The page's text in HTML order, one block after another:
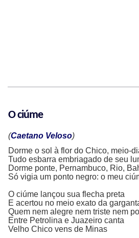
O ciúme
(Caetano Veloso)
Dorme o sol à flor do Chico, meio-
Tudo esbarra embriagado de seu
Dorme ponte, Pernambuco, Rio,
Só vigia um ponto negro: o meu
O ciúme lançou sua flecha preta
E acertou no meio exato da
Quem nem alegre nem triste nem
Entre Petrolina e Juazeiro canta
Velho Chico vens de Minas